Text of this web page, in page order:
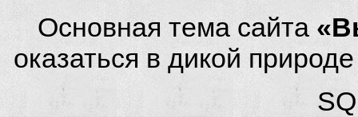
Основная тема сайта
оказаться в дикой